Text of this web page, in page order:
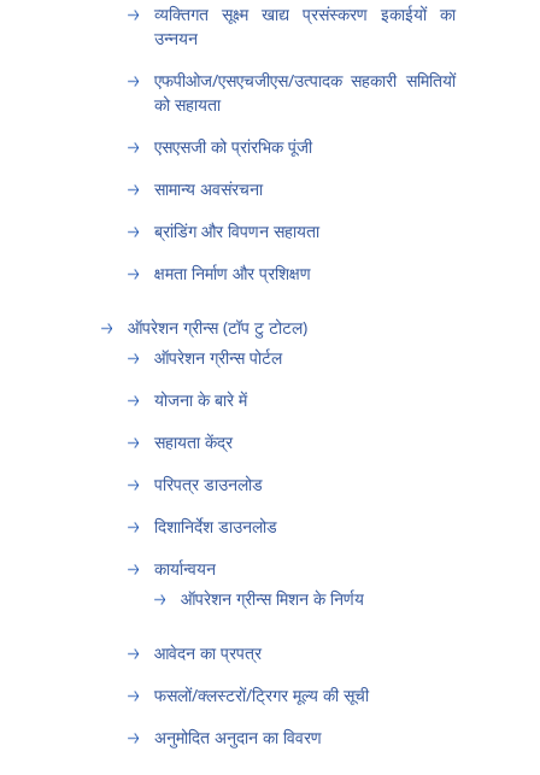
व्यक्तिगत सूक्ष्म खाद्य प्रसंस्करण इकाईयों का
उन्नयन
एफपीओज/एसएचजीएस/उत्पादक सहकारी समितियों
को सहायता
एसएसजी को प्रांरभिक पूंजी
सामान्‍य अवसंरचना
ब्रांडिंग और विपणन सहायता
क्षमता निर्माण और प्रशि‍क्षण
ऑपरेशन ग्रीन्स (टॉप टु टोटल)
ऑपरेशन ग्रीन्स पोर्टल
योजना के बारे में
सहायता केंद्र
परिपत्र डाउनलोड
दिशानिर्देश डाउनलोड
कार्यान्वयन
ऑपरेशन ग्रीन्स मिशन के निर्णय
आवेदन का प्रपत्र
फसलों/क्लस्टरों/ट्रिगर मूल्य की सूची
अनुमोदित अनुदान का विवरण